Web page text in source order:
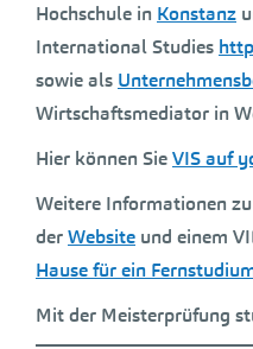
Hochschule in Konstanz
International Studies
sowie als
Wirtschaftsmediator in
Hier können SieVIS auf
Weitere Informationen zu
derWebsite und einem
Hause für ein
Mit der Meisterprüfung